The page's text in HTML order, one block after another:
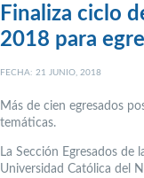
Finaliza ciclo
2018 para
FECHA: 21 JUNIO, 2018
Más de cien egresados
temáticas.
La Sección Egresados de
Universidad Católica del